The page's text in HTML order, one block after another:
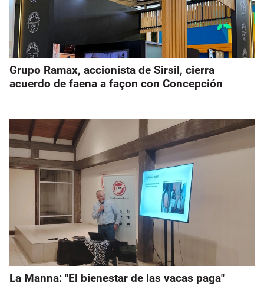
Grupo Ramax, accionista de Sirsil, cierra
acuerdo de faena a façon con Concepción
La Manna: "El bienestar de las vacas paga"